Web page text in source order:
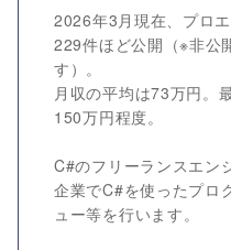
2026年3月現在、プロ
229件ほど公開（※非公
す）。
月収の平均は73万円。
150万円程度。
C#のフリーランスエン
企業でC#を使ったプロ
ュー等を行います。